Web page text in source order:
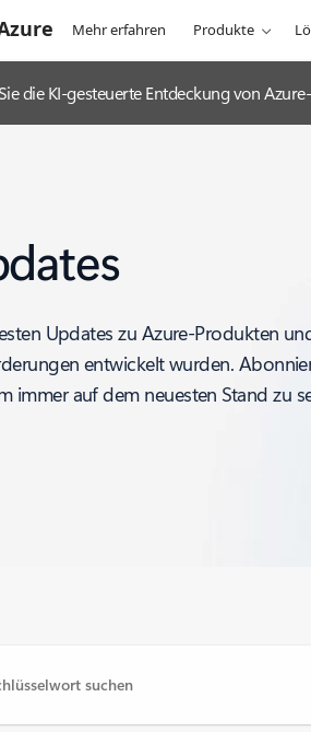
Mehr erfahren Produkte
die KI-gesteuerte Entdeckung von
Updates zu Azure-Produkten
entwickelt wurden.
immer auf dem neuesten Stand zu